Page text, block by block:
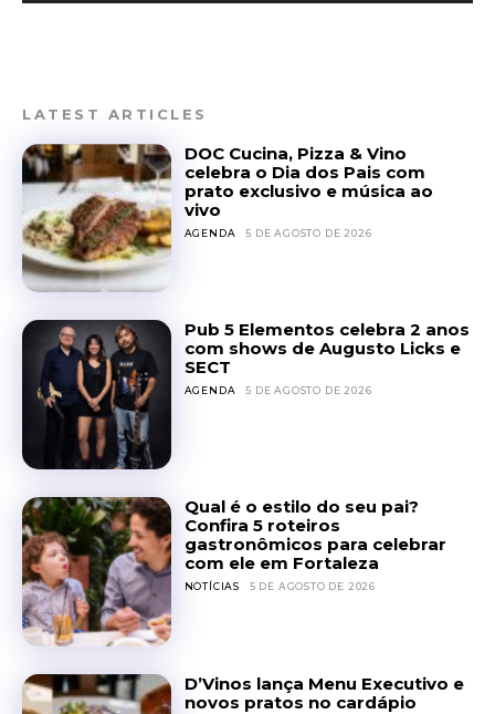
LATEST ARTICLES
DOC Cucina, Pizza & Vino
celebra o Dia dos Pais com
prato exclusivo e música ao
vivo
AGENDA 5 DE AGOSTO DE 2026
Pub 5 Elementos celebra 2 anos
com shows de Augusto Licks e
SECT
AGENDA 5 DE AGOSTO DE 2026
Qual é o estilo do seu pai?
Confira 5 roteiros
gastronômicos para celebrar
com ele em Fortaleza
NOTÍCIAS 5 DE AGOSTO DE 2026
D’Vinos lança Menu Executivo e
novos pratos no cardápio